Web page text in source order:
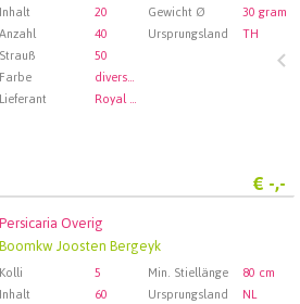
Inhalt
20 Gewicht Ø
30 gram
Anzahl
40 Ursprungsland
TH
Strauß
50
Farbe
diverse farben
Lieferant
Royal FloraHolland Aalsmeer
€ -,-
Persicaria Overig
Boomkw Joosten Bergeyk
Kolli 5 Min. Stiellänge
80 cm
Inhalt
60 Ursprungsland
NL
Abfartdatum.